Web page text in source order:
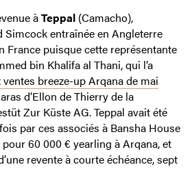
àTeppal (Camacho),
Simcock entraînée en Angleterre
France puisque cette représentante
bin Khalifa al Thani, qui l’a
breeze-up Arqana de mai
d’Ellon de Thierry de la
Zur Küste AG. Teppal avait été
par ces associés à Bansha House
60 000 € yearling à Arqana, et
revente à courte échéance, sept